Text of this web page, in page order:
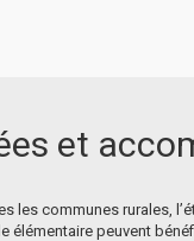
et
les communes rurales,
élémentaire peuvent